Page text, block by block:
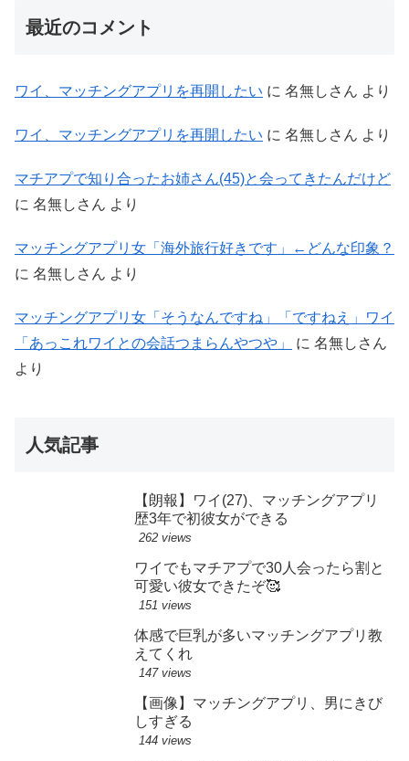
最近のコメント
ワイ、マッチングアプリを再開したい に 名無しさん より
ワイ、マッチングアプリを再開したい に 名無しさん より
マチアプで知り合ったお姉さん(45)と会ってきたんだけど
に 名無しさん より
マッチングアプリ女「海外旅行好きです」←どんな印象？
に 名無しさん より
マッチングアプリ女「そうなんですね」「ですねえ」ワイ
「あっこれワイとの会話つまらんやつや」
に 名無しさん
より
人気記事
【朗報】ワイ(27)、マッチングアプリ
歴3年で初彼女ができる
262 views
ワイでもマチアプで30人会ったら割と
可愛い彼女できたぞ🥰
151 views
体感で巨乳が多いマッチングアプリ教
えてくれ
147 views
【画像】マッチングアプリ、男にきび
しすぎる
144 views